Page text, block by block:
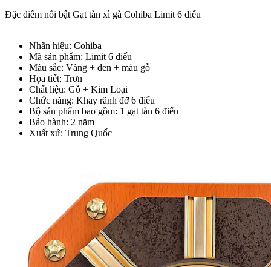
Đặc điểm nổi bật Gạt tàn xì gà Cohiba Limit 6 điếu
Nhãn hiệu: Cohiba
Mã sản phẩm: Limit 6 điếu
Màu sắc: Vàng + đen + màu gỗ
Họa tiết: Trơn
Chất liệu: Gỗ + Kim Loại
Chức năng: Khay rãnh đỡ 6 điếu
Bộ sản phẩm bao gồm: 1 gạt tàn 6 điếu
Bảo hành: 2 năm
Xuất xứ: Trung Quốc